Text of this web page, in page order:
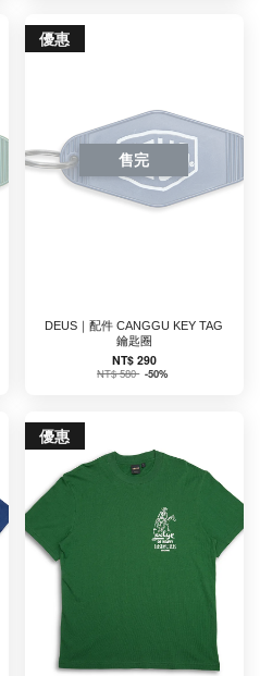
優惠
售完
DEUS｜配件 CANGGU KEY TAG
鑰匙圈
NT$ 290
NT$ 580 -50%
優惠